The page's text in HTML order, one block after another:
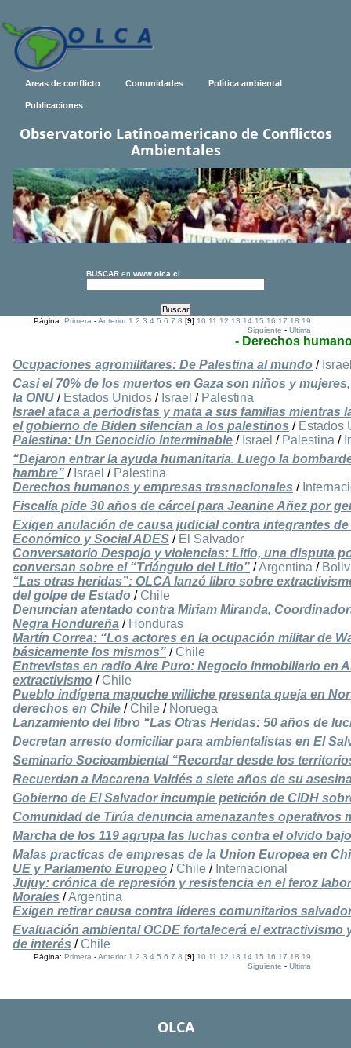
Areas de conflicto Comunidades Política ambiental
Publicaciones
Observatorio Latinoamericano de Conflictos
Ambientales
BUSCAR en www.olca.cl
Página:Primera -Anterior 1 2 3 4 5 6 7 8 [9]10 11 12 13 14 15 16 17 18 19
Siguiente -Ultima
- Derechos
Ocupaciones agromilitares: De Palestina al mundo /
Casi el 70% de los muertos en Gaza son niños y
la ONU / Estados Unidos / Israel / Palestina
Israel ataca a periodistas y mata a sus familias mientras
el gobierno de Biden silencian a los palestinos / Estados
Palestina: Un Genocidio Interminable / Israel / Palestina /
“Dejaron entrar la ayuda humanitaria. Luego la
hambre” / Israel / Palestina
Derechos humanos y empresas trasnacionales /
Fiscalía pide 30 años de cárcel para Jeanine Añez por
Exigen anulación de causa judicial contra integrantes
Económico y Social ADES / El Salvador
Conversatorio Despojo y violencias: Litio, una disputa
conversan sobre el “Triángulo del Litio” /Argentina /
“Las otras heridas”: OLCA lanzó libro sobre
del golpe de Estado / Chile
Denuncian atentado contra Miriam Miranda,
Negra Hondureña / Honduras
Martín Correa: “Los actores en la ocupación militar de
básicamente los mismos” / Chile
Entrevistas en radio Aire Puro: Negocio inmobiliario en
extractivismo / Chile
Pueblo indígena mapuche williche presenta queja en
derechos en Chile / Chile / Noruega
Lanzamiento del libro “Las Otras Heridas: 50 años de
Decretan arresto domiciliar para ambientalistas en El
Seminario Socioambiental “Recordar desde los
Recuerdan a Macarena Valdés a siete años de su
Gobierno de El Salvador incumple petición de CIDH
Comunidad de Tirúa denuncia amenazantes operativos
Marcha de los 119 agrupa las luchas contra el olvido
Malas practicas de empresas de la Union Europea en
UE y Parlamento Europeo / Chile / Internacional
Jujuy: crónica de represión y resistencia en el feroz
Morales /Argentina
Exigen retirar causa contra líderes comunitarios
Evaluación ambiental OCDE fortalecerá el
de interés / Chile
Página:Primera -Anterior 1 2 3 4 5 6 7 8 [9]10 11 12 13 14 15 16 17 18 19
Siguiente -Ultima
OLCA